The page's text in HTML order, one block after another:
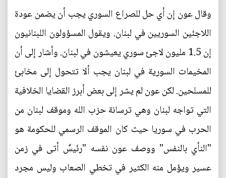
وقال عون إن أي حل للصراع السوري يجب أن يضمن عودة
اللاجئين السوريين في لبنان. ويقول المسؤولون اللبنانيون
إن 1.5 مليون لاجئ سوري يعيشون في لبنان. وأشار إلى أن
المخيمات السورية في لبنان يجب ألا تتحول إلى مخابئ
للمسلحين. لكن عون لم يشر إلى بعض أبرز القضايا الخلافية
التي تواجه لبنان وهي ترسانة حزب الله وموقف لبنان من
الحرب في سوريا حيث كان الموقف الرسمي للحكومة هو
"النأي بالنفس" ووصف عون نفسه "رئيسٌ أتى في زمن
عسير ويؤمل منه الكثير في تخطي الصعاب وليس مجرد